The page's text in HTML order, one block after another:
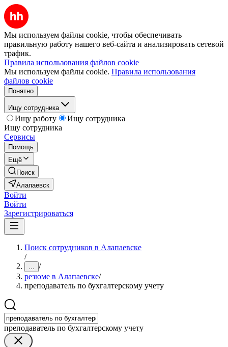
Мы используем файлы cookie, чтобы обеспечивать
правильную работу нашего веб-сайта и анализировать сетевой
трафик.
Правила использования файлов cookie
Мы используем файлы cookie. Правила использования
файлов cookie
Понятно
Ищу сотрудника
Ищу работу
Ищу сотрудника
Ищу сотрудника
Сервисы
Помощь
Ещё
Поиск
Алапаевск
Войти
Войти
Зарегистрироваться
Поиск сотрудников в Алапаевске
/
... /
резюме в Алапаевске/
преподаватель по бухгалтерскому учету
преподаватель по бухгалтерскому учету